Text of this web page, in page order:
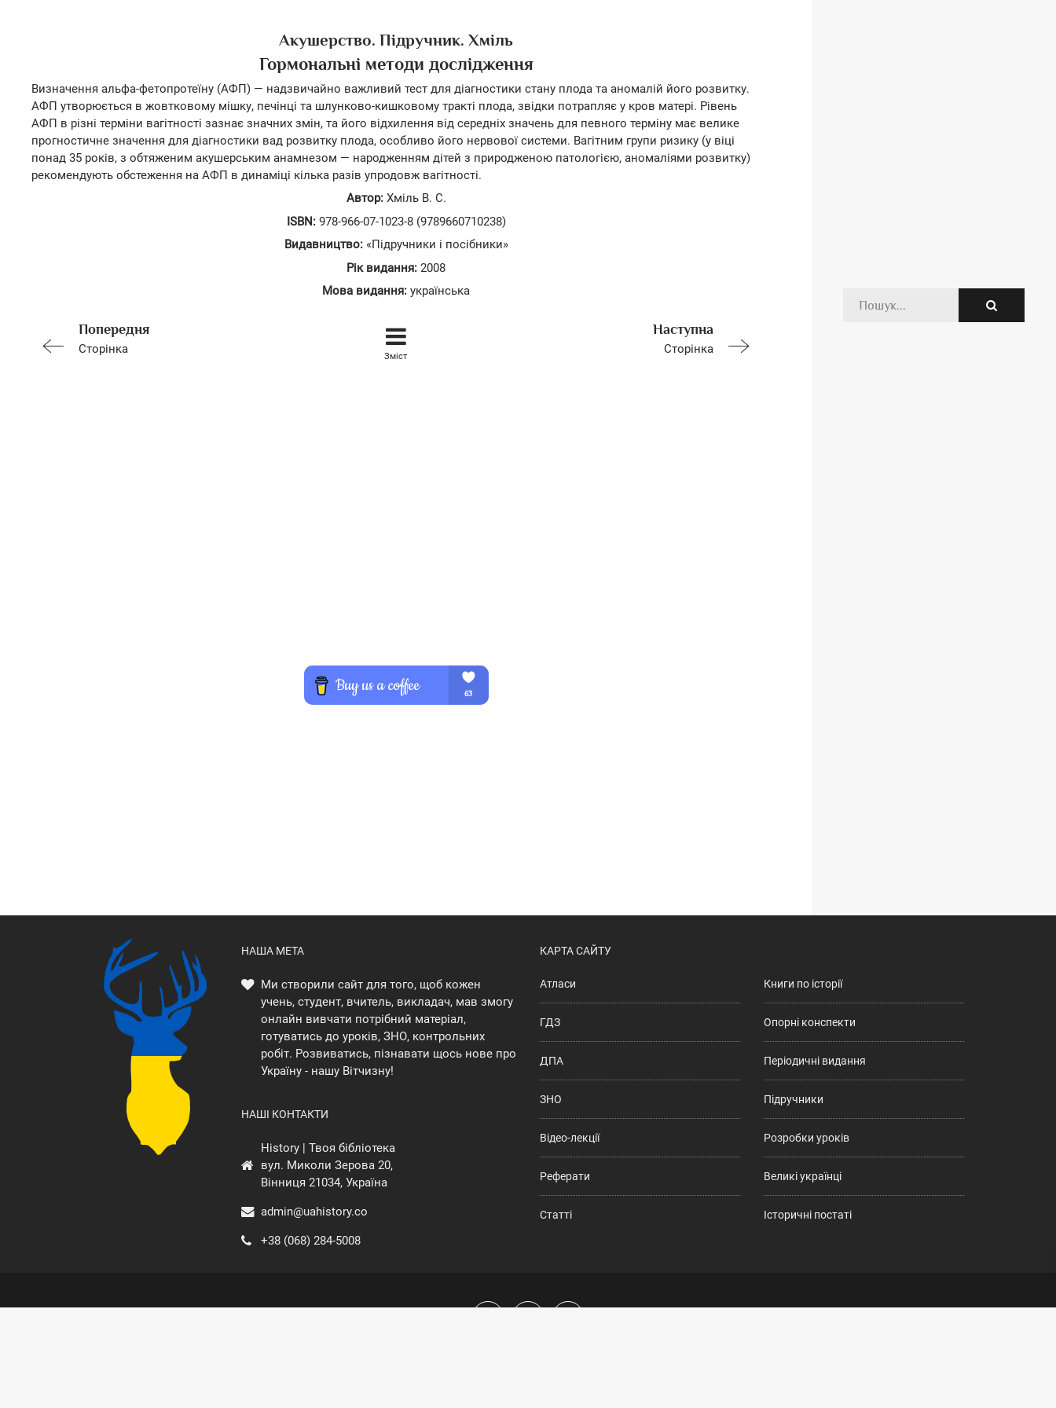
Акушерство. Підручник. Хміль
Гормональні методи дослідження
Визначення альфа-фетопротеїну (АФП) — надзвичайно важливий тест для діагностики стану плода та аномалій його розвитку.
АФП утворюється в жовтковому мішку, печінці та шлунково-кишковому тракті плода, звідки потрапляє у кров матері. Рівень
АФП в різні терміни вагітності зазнає значних змін, та його відхилення від середніх значень для певного терміну має велике
прогностичне значення для діагностики вад розвитку плода, особливо його нервової системи. Вагітним групи ризику (у віці
понад 35 років, з обтяженим акушерським анамнезом — народженням дітей з природженою патологією, аномаліями розвитку)
рекомендують обстеження на АФП в динаміці кілька разів упродовж вагітності.
Автор:Хміль В. С.
ISBN:978-966-07-1023-8 (9789660710238)
Видавництво:«Підручники і посібники»
Рік видання: 2008
Мова видання: українська
Попередня
Сторінка
Наступна
Сторінка
Зміст
НАША МЕТА
Ми створили сайт для того, щоб кожен
учень, студент, вчитель, викладач, мав змогу
онлайн вивчати потрібний матеріал,
готуватись до уроків, ЗНО, контрольних
робіт. Розвиватись, пізнавати щось нове про
Україну - нашу Вітчизну!
НАШІ КОНТАКТИ
History | Твоя бібліотека
вул. Миколи Зерова 20,
Вінниця 21034, Україна
admin@uahistory.co
+38 (068) 284-5008
КАРТА САЙТУ
Атласи
ГДЗ
ДПА
ЗНО
Відео-лекції
Реферати
Статті
Книги по історії
Опорні конспекти
Періодичні видання
Підручники
Розробки уроків
Великі українці
Історичні постаті